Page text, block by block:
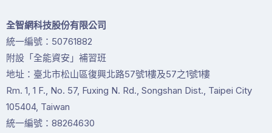
全智網科技股份有限公司
統一編號：50761882
附設「全能資安」補習班
地址：臺北市松山區復興北路57號1樓及57之1號1樓
Rm. 1, 1 F., No. 57, Fuxing N. Rd., Songshan Dist., Taipei City
105404, Taiwan
統一編號：88264630